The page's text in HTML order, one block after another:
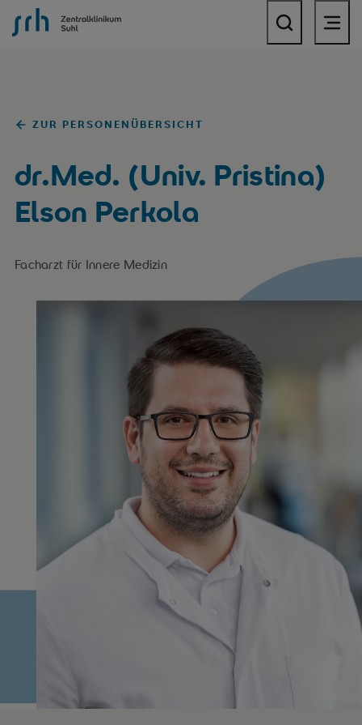
SRH Zentralklinikum Suhl
ZUR PERSONENÜBERSICHT
dr.Med. (Univ. Pristina)
Elson Perkola
Facharzt für Innere Medizin